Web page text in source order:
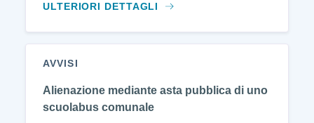
ULTERIORI DETTAGLI
AVVISI
Alienazione mediante asta pubblica di uno
scuolabus comunale